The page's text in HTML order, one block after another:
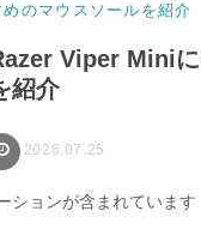
のマウスソールを紹介
Viper Mini
紹介
2026.07.25
ションが含まれています